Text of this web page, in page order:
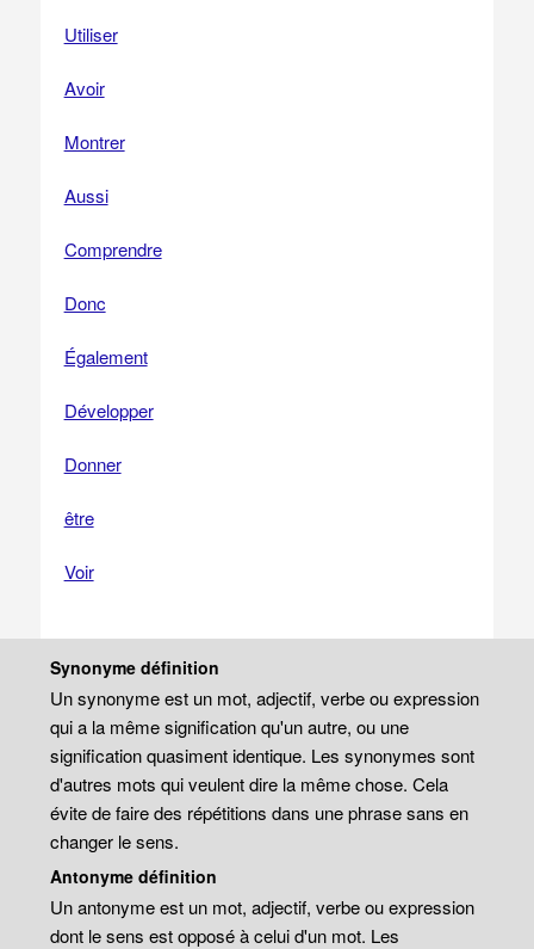
Utiliser
Avoir
Montrer
Aussi
Comprendre
Donc
Également
Développer
Donner
être
Voir
Synonyme définition
Un synonyme est un mot, adjectif, verbe ou expression
qui a la même signification qu'un autre, ou une
signification quasiment identique. Les synonymes sont
d'autres mots qui veulent dire la même chose. Cela
évite de faire des répétitions dans une phrase sans en
changer le sens.
Antonyme définition
Un antonyme est un mot, adjectif, verbe ou expression
dont le sens est opposé à celui d'un mot. Les